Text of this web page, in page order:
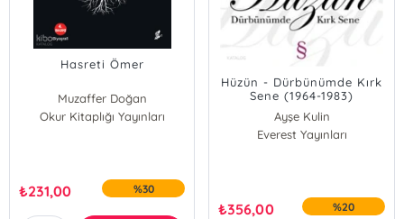
Hasreti Ömer
Muzaffer Doğan
Okur Kitaplığı Yayınları
₺231,00 %30
Hüzün - Dürbünümde Kırk
Sene (1964-1983)
Ayşe Kulin
Everest Yayınları
₺356,00 %20